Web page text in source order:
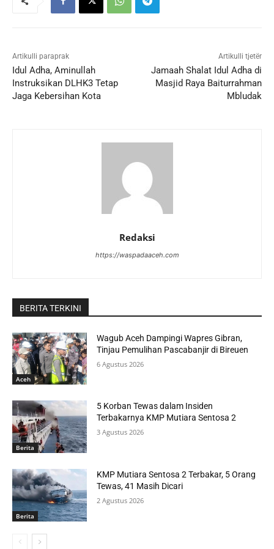
Artikulli paraprak
Idul Adha, Aminullah
Instruksikan DLHK3 Tetap
Jaga Kebersihan Kota
Artikulli tjetër
Jamaah Shalat Idul Adha di
Masjid Raya Baiturrahman
Mbludak
Redaksi
https://waspadaaceh.com
BERITA TERKINI
Aceh
Wagub Aceh Dampingi Wapres Gibran,
Tinjau Pemulihan Pascabanjir di Bireuen
6 Agustus 2026
Berita
5 Korban Tewas dalam Insiden
Terbakarnya KMP Mutiara Sentosa 2
3 Agustus 2026
Berita
KMP Mutiara Sentosa 2 Terbakar, 5 Orang
Tewas, 41 Masih Dicari
2 Agustus 2026